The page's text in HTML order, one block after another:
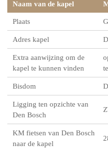
Naam van de kapel
Plaats
Adres kapel
Extra aanwijzing om de
kapel te kunnen vinden
Bisdom
Ligging ten opzichte van
Den Bosch
KM fietsen van Den Bosch
naar de kapel